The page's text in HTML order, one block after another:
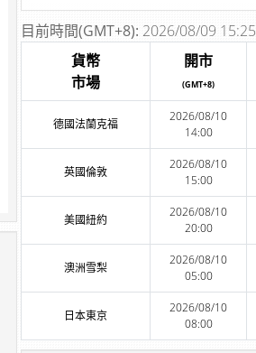
目前時間(GMT+8): 2026/08/09 15:25
貨幣
市場
開市
(GMT+8)
德國法蘭克福
2026/08/10
14:00
英國倫敦
2026/08/10
15:00
美國紐約
2026/08/10
20:00
澳洲雪梨
2026/08/10
05:00
日本東京
2026/08/10
08:00